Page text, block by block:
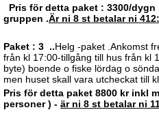
Pris för detta paket : 3300/dygn
gruppen .Är ni 8 st betalar ni
Paket : 3 ..Helg -paket . Ankomst
från kl 17:00-tillgång till hus från kl
byte) boende o fiske lördag o
men huset skall vara utcheckat till
Pris för detta paket 8800 kr inkl
personer ) - är ni 8 st betalar ni